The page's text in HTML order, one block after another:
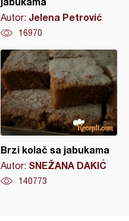
Autor: Jelena Petrović
16970
Brzi kolač sa jabukama
Autor: SNEŽANA DAKIĆ
140773